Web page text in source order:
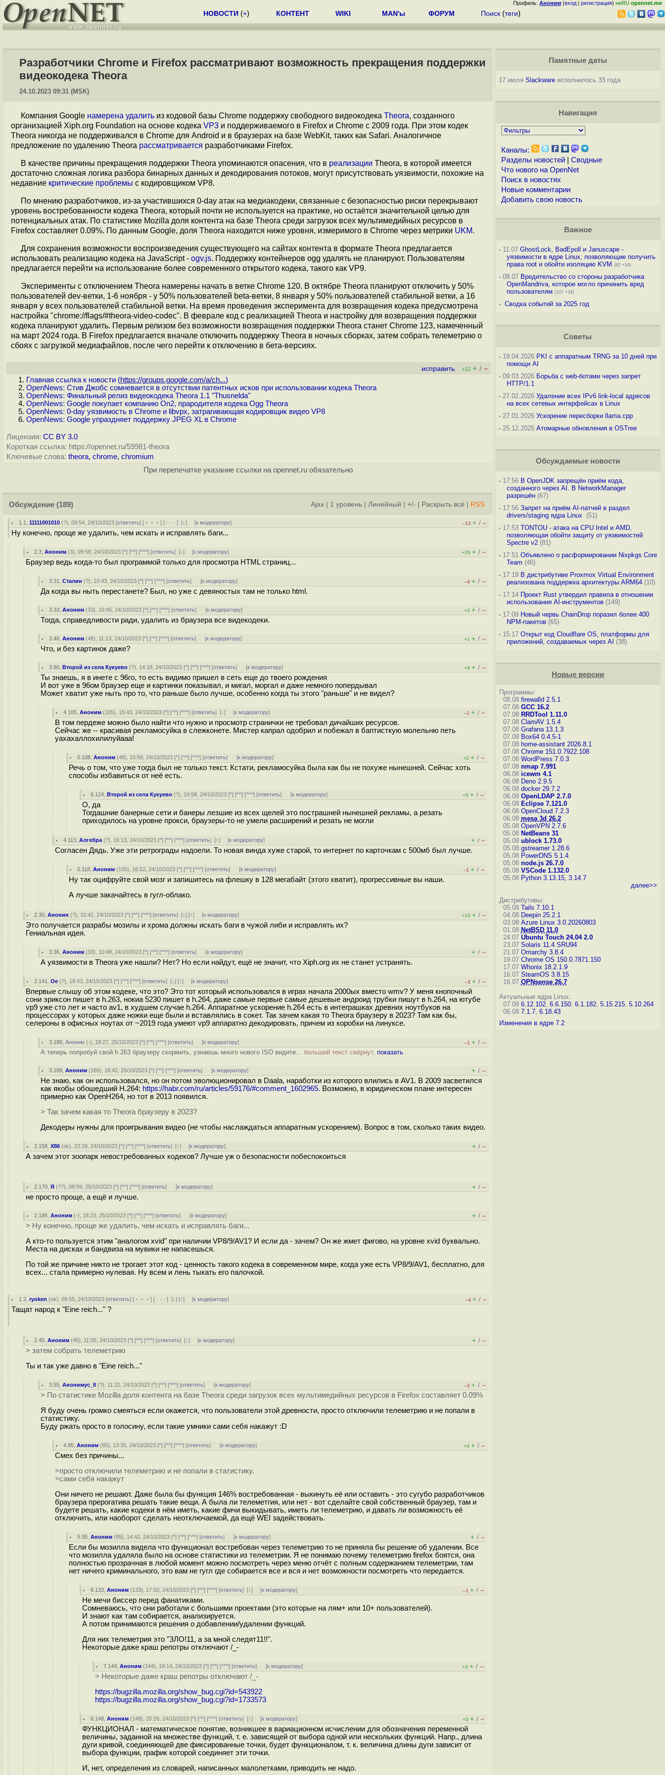
Профиль: Аноним (вход | регистрация) неRU opennet.me
НОВОСТИ (+) КОНТЕНТ WIKI MAN'ы ФОРУМ Поиск (теги)
Разработчики Chrome и Firefox рассматривают возможность прекращения поддержки
видеокодека Theora
24.10.2023 09:31 (MSK)
Компания Google намерена удалить из кодовой базы Chrome поддержку свободного видеокодека Theora, созданного
организацией Xiph.org Foundation на основе кодека VP3 и поддерживаемого в Firefox и Chrome c 2009 года. При этом кодек
Theora никогда не поддерживался в Chrome для Android и в браузерах на базе WebKit, таких как Safari. Аналогичное
предложение по удалению Theora рассматривается разработчиками Firefox.
В качестве причины прекращения поддержки Theora упоминаются опасения, что в реализации Theora, в которой имеется
достаточно сложная логика разбора бинарных данных и декодирования потоков, могут присутствовать уязвимости, похожие на
недавние критические проблемы с кодировщиком VP8.
По мнению разработчиков, из-за участившихся 0-day атак на медиакодеки, связанные с безопасностью риски перекрывают
уровень востребованности кодека Theora, который почти не используется на практике, но остаётся значительной целью для
потенциальных атак. По статистике Mozilla доля контента на базе Theora среди загрузок всех мультимедийных ресурсов в
Firefox составляет 0.09%. По данным Google, доля Theora находится ниже уровня, измеримого в Chrome через метрики UKM.
Для сохранения возможности воспроизведения существующего на сайтах контента в формате Theora предлагается
использовать реализацию кодека на JavaScript - ogv.js. Поддержку контейнеров ogg удалять не планируют. Пользователям
предлагается перейти на использование более современного открытого кодека, такого как VP9.
Эксперименты с отключением Theora намерены начать в ветке Chrome 120. В октябре Theora планируют отключить у 50%
пользователей dev-ветки, 1-6 ноября - у 50% пользователей beta-ветки, 8 января у 50% пользователей стабильной ветки, а 16
января у всех пользователей стабильной ветки. На время проведения эксперимента для возвращения кодека предусмотрена
настройка "chrome://flags/#theora-video-codec". В феврале код с реализацией Theora и настройку для возвращения поддержки
кодека планируют удалить. Первым релизом без возможности возвращения поддержки Theora станет Chrome 123, намеченный
на март 2024 года. В Firefox предлагается вначале отключить поддержку Theora в ночных сборках, затем собрать телеметрию о
сбоях с загрузкой медиафайлов, после чего перейти к отключению в бета-версиях.
исправить +12 + / –
Главная ссылка к новости (https://groups.google.com/a/ch...)
OpenNews: Стив Джобс сомневается в отсутствии патентных исков при использовании кодека Theora
OpenNews: Финальный релиз видеокодека Theora 1.1 "Thusnelda"
OpenNews: Google покупает компанию On2, прародителя кодека Ogg Theora
OpenNews: 0-day уязвимость в Chrome и libvpx, затрагивающая кодировщик видео VP8
OpenNews: Google упраздняет поддержку JPEG XL в Chrome
Лицензия: CC BY 3.0
Короткая ссылка: https://opennet.ru/59981-theora
Ключевые слова: theora, chrome, chromium
При перепечатке указание ссылки на opennet.ru обязательно
Обсуждение (189) Ajax 1 уровень Линейный +/- Раскрыть всё RSS
1.1 ,11111001010 (?), 09:54, 24/10/2023 [ответить] [ ﹢﹢﹢] [ · · ·][↓] [к модератору] –13 + / –
Ну конечно, проще же удалить, чем искать и исправлять баги...
2.3 ,Аноним (3), 09:58, 24/10/2023 [^] [^^] [^^^] [ответить][↓] [к модератору] +29 + / –
Браузер ведь когда-то был программой только для просмотра HTML страниц...
3.31 ,Сталин (?), 10:43, 24/10/2023 [^] [^^] [^^^] [ответить] [к модератору] –4 + / –
Да когда вы ныть перестанете? Был, но уже с девяностых там не только html.
3.33 ,Аноним (33), 10:45, 24/10/2023 [^] [^^] [^^^] [ответить] [к модератору] +2 + / –
Тогда, справедливости ради, удалить из браузера все видекодеки.
3.48 ,Аноним (48), 11:13, 24/10/2023 [^] [^^] [^^^] [ответить] [к модератору] +1 + / –
Что, и без картинок даже?
3.90 ,Второй из села Кукуево (?), 14:18, 24/10/2023 [^] [^^] [^^^] [ответить] [к модератору] +9 + / –
Ты знаешь, я в инете с 96го, то есть видимо пришел в сеть еще до твоего рождения
И вот уже в 96ом браузер еще и картинки показывал, и мигал, моргал и даже немного попердывал
Может хватит уже ныть про то, что раньше было лучше, особенно когда ты этого "раньше" и не видел?
4.105 ,Аноним (105), 15:43, 24/10/2023 [^] [^^] [^^^] [ответить][↓] [к модератору] –1 + / –
В том пердеже можно было найти что нужно и просмотр странички не требовал дичайших ресурсов.
Сейчас же -- красивая рекламосуйка в слежконете. Мистер капрал одобрил и побежал в баптисткую молельню петь
уахахаллохилилуйааа!
5.108 ,Аноним (48), 15:59, 24/10/2023 [^] [^^] [^^^] [ответить] [к модератору] +2 + / –
Речь о том, что уже тогда был не только текст. Кстати, рекламосуйка была как бы не похуже нынешней. Сейчас хоть
способы избавиться от неё есть.
6.124 ,Второй из села Кукуево (?), 16:58, 24/10/2023 [^] [^^] [^^^] [ответить] [к модератору] +5 + / –
О, да
Тогдашние банерные сети и банеры лезшие из всех щелей это пострашней нынешней рекламы, а резать
приходилось на уровне прокси, браузеры-то не умели расширений и резать не могли
4.113 ,Алгебра (?), 16:13, 24/10/2023 [^] [^^] [^^^] [ответить][↑] [к модератору] + / –
Согласен Дядь. Уже эти ретрограды надоели. То новая винда хуже старой, то интернет по карточкам с 500мб был лучше.
5.118 ,Аноним (105), 16:52, 24/10/2023 [^] [^^] [^^^] [ответить] [к модератору] –1 + / –
Ну так оцифруйте свой мозг и запишитесь на флешку в 128 мегабайт (этого хватит), прогрессивные вы наши.
А лучше закачайтесь в гугл-облако.
2.30 ,Анонин (?), 10:42, 24/10/2023 [^] [^^] [^^^] [ответить][↓] [↑] [к модератору] +10 + / –
Это получается разрабы мозилы и хрома должны искать баги в чужой либи и исправлять их?
Гениальная идея.
3.36 ,Аноним (33), 10:49, 24/10/2023 [^] [^^] [^^^] [ответить] [к модератору] + / –
А уязвимости в Theora уже нашли? Нет? Но если найдут, ещё не значит, что Xiph.org их не станет устранять.
2.141 ,Oe (?), 18:43, 24/10/2023 [^] [^^] [^^^] [ответить][↓] [↑] [к модератору] –3 + / –
Впервые слышу об этом кодеке, что это? Это тот который использовался в играх начала 2000ых вместо wmv? У меня кнопочный
сони эриксон пишет в h.263, нокиа 5230 пишет в h.264, даже самые первые самые дешевые андроид трубки пишут в h.264, на ютубе
vp9 уже сто лет и часто av1, в худшем случае h.264. Аппаратное ускорение h.264 есть в интеграшках древних ноутбуков на
процессорах у которых даже ножки еще были и вставлялись в сокет. Так зачем какая то Theora браузеру в 2023? Там как бы,
селероны в офисных ноутах от ~2019 года умеют vp9 аппаратно декодировать, причем из коробки на линуксе.
3.186 ,Аноним (-), 18:27, 25/10/2023 [^] [^^] [^^^] [ответить] [к модератору] –1 + / –
А теперь попробуй свой h 263 браузеру скормить, узнаешь много нового ISO видите... большой текст свёрнут, показать
3.189 ,Аноним (189), 18:42, 25/10/2023 [^] [^^] [^^^] [ответить] [к модератору] + / –
Не знаю, как он использовался, но он потом эволюционировал в Daala, наработки из которого влились в AV1. В 2009 засветился
как якобы обошедший H.264: https://habr.com/ru/articles/59176/#comment_1602965. Возможно, в юридическом плане интересен
примерно как OpenH264, но тот в 2013 появился.
> Так зачем какая то Theora браузеру в 2023?
Декодеры нужны для проигрывания видео (не чтобы наслаждаться аппаратным ускорением). Вопрос в том, сколько таких видео.
2.158 ,X86 (ok), 22:28, 24/10/2023 [^] [^^] [^^^] [ответить][↑] [к модератору] + / –
А зачем этот зоопарк невостребованных кодеков? Лучше уж о безопасности побеспокоиться
2.170 ,Я (??), 08:59, 25/10/2023 [^] [^^] [^^^] [ответить] [к модератору] + / –
не просто проще, а ещё и лучше.
2.185 ,Аноним (-), 18:23, 25/10/2023 [^] [^^] [^^^] [ответить] [к модератору] + / –
> Ну конечно, проще же удалить, чем искать и исправлять баги...
А кто-то пользуется этим "аналогом xvid" при наличии VP8/9/AV1? И если да - зачем? Он же жмет фигово, на уровне xvid буквально.
Места на дисках и бандвиза на мувики не напасешься.
По той же причине никто не трогает этот код - ценность такого кодека в современном мире, когда уже есть VP8/9/AV1, бесплатно, для
всех... стала примерно нулевая. Ну всем и лень тыкать его палочкой.
1.2 ,ryoken (ok), 09:55, 24/10/2023 [ответить] [ ﹢﹢﹢] [ · · ·][↓] [↑] [к модератору] –4 + / –
Тащат народ к "Eine reich..." ?
2.45 ,Аноним (45), 11:05, 24/10/2023 [^] [^^] [^^^] [ответить][↓] [к модератору] + / –
> затем собрать телеметрию
Ты и так уже давно в "Eine reich..."
3.55 ,Анонимус_II (?), 11:22, 24/10/2023 [^] [^^] [^^^] [ответить] [к модератору] –2 + / –
> По статистике Mozilla доля контента на базе Theora среди загрузок всех мультимедийных ресурсов в Firefox составляет 0.09%
Я буду очень громко смеяться если окажется, что пользователи этой древности, просто отключили телеметрию и не попали в
статистику.
Буду ржать просто в голосину, если такие умники сами себя накажут :D
4.85 ,Аноним (85), 13:35, 24/10/2023 [^] [^^] [^^^] [ответить] [к модератору] +4 + / –
Смех без причины...
>просто отключили телеметрию и не попали в статистику.
>сами себя накажут
Они ничего не решают. Даже была бы функция 146% востребованная - выкинуть её или оставить - это сугубо разработчиков
браузера прерогатива решать такие вещи. А была ли телеметгия, или нет - вот сделайте свой собственный браузер, там и
будете решать, какие кодеки в нём иметь, какие фичи выкидывать, иметь ли телеметрию, и давать ли возможность её
отключить, или наоборот сделать неотключаемой, да ещё WEI задействовать.
5.95 ,Аноним (95), 14:42, 24/10/2023 [^] [^^] [^^^] [ответить] [к модератору] + / –
Если бы мозилла видела что функционал востребован через телеметрию то не приняла бы решение об удалении. Все
что мозилла удаляла было на основе статистики из телеметрии. Я не понимаю почему телеметрию firefox боятся, она
полностью прозрачная в любой момент можно посмотреть через меню отчёт с полным содержанием телеметрии, там
нет ничего криминального, это вам не гугл где собирается все и вся и нет возможности посмотреть что передается.
6.133 ,Аноним (133), 17:50, 24/10/2023 [^] [^^] [^^^] [ответить][↓] [к модератору] –1 + / –
Не мечи биссер перед фанатиками.
Сомневаюсь, что они работали с большими проектами (это которые на лям+ или 10+ пользователей).
И знают как там собирается, анализируется.
А потом принимаются решения о добавлении/удалении функций.
Для них телеметрия это "ЗЛО!11, а за мной следят11!!".
Некоторые даже краш репотры отключают /_-
7.144 ,Аноним (144), 19:14, 24/10/2023 [^] [^^] [^^^] [ответить] [к модератору] +3 + / –
> Некоторые даже краш репотры отключают /_-
https://bugzilla.mozilla.org/show_bug.cgi?id=543922
https://bugzilla.mozilla.org/show_bug.cgi?id=1733573
6.148 ,Аноним (148), 20:26, 24/10/2023 [^] [^^] [^^^] [ответить][↑] [к модератору] +3 + / –
ФУНКЦИОНАЛ - математическое понятие, возникшее в вариационном исчислении для обозначения переменной
величины, заданной на множестве функций, т. е. зависящей от выбора одной или нескольких функций. Напр., длина
дуги кривой, соединяющей две фиксированные точки, будет функционалом, т. к. величина длины дуги зависит от
выбора функции, график которой соединяет эти точки.
И, нет, определения из словарей, написанных малолетками, приводить не надо.
Памятные даты
17 июля Slackwareисполнилось 33 года
Навигация
Каналы:
Разделы новостей| Сводные
Что нового на OpenNet
Поиск в новостях
Новые комментарии
Добавить свою новость
Важное
-11.07 GhostLock, BadEpoll и Januscape -
уязвимости в ядре Linux, позволяющие получить
права root и обойти изоляцию KVM (82 +34)
-08.07 Вредительство со стороны разработчика
OpenMandriva, которое могло причинить вред
пользователям (107 +34)
- Сводка событий за 2025 год
Советы
-19.04.2026 PKI с аппаратным TRNG за 10 дней при
помощи AI
-09.03.2026 Борьба с web-ботами через запрет
HTTP/1.1
-27.02.2026 Удаление всех IPv6 link-local адресов
на всех сетевых интерфейсах в Linux
-27.01.2026 Ускорение пересборки llama.cpp
-25.12.2025 Атомарные обновления в OSTree
Обсуждаемые новости
-17:56 В OpenJDK запрещён приём кода,
созданного через AI. В NetworkManager
разрешён(67)
-17:56 Запрет на приём AI-патчей в раздел
drivers/staging ядра Linux
(51)
-17:53 TONTOU - атака на CPU Intel и AMD,
позволяющая обойти защиту от уязвимостей
Spectre v2(81)
-17:51 Объявлено о расформировании Nixpkgs Core
Team (46)
-17:19 В дистрибутиве Proxmox Virtual Environment
реализована поддержка архитектуры ARM64(10)
-17:14 Проект Rust утвердил правила в отношении
использования AI-инструментов(149)
-17:09 Новый червь ChainDrop поразил более 400
NPM-пакетов(65)
-15:17 Открыт код Cloudflare OS, платформы для
приложений, создаваемых через AI (38)
Новые версии
Программы:
08.08 firewalld 2.5.1
07.08 GCC 16.2
07.08 RRDTool 1.11.0
07.08 ClamAV 1.5.4
07.08 Grafana 13.1.3
07.08 Box64 0.4.5-1
07.08 home-assistant 2026.8.1
07.08 Chrome 151.0.7922.108
07.08 WordPress 7.0.3
07.08 nmap 7.991
06.08 icewm 4.1
06.08 Deno 2.9.5
06.08 docker 29.7.2
06.08 OpenLDAP 2.7.0
06.08 Eclipse 7.121.0
06.08 OpenCloud 7.2.3
06.08 mesa 3d 26.2
05.08 OpenVPN 2.7.6
05.08 NetBeans 31
05.08 ublock 1.73.0
05.08 gstreamer 1.28.6
05.08 PowerDNS 5.1.4
05.08 node.js 26.7.0
05.08 VSCode 1.132.0
05.08 Python 3.13.15, 3.14.7
далее>>
Дистрибутивы:
05.08 Tails 7.10.1
04.08 Deepin 25.2.1
03.08 Azure Linux 3.0.20260803
01.08 NetBSD 11.0
24.07 Ubuntu Touch 24.04 2.0
23.07 Solaris 11.4 SRU94
21.07 Omarchy 3.8.4
19.07 Chrome OS 150.0.7871.150
17.07 Whonix 18.2.1.9
16.07 SteamOS 3.8.15
16.07 OPNsense 26.7
Актуальные ядра Linux:
07.08 6.12.102, 6.6.150, 6.1.182, 5.15.215, 5.10.264
06.08 7.1.7, 6.18.43
Изменения в ядре 7.2